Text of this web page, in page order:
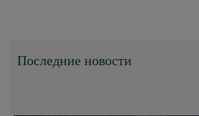
Последние новости